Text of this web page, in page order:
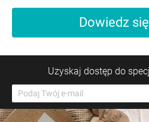
Dowiedz
Uzyskaj dostęp do